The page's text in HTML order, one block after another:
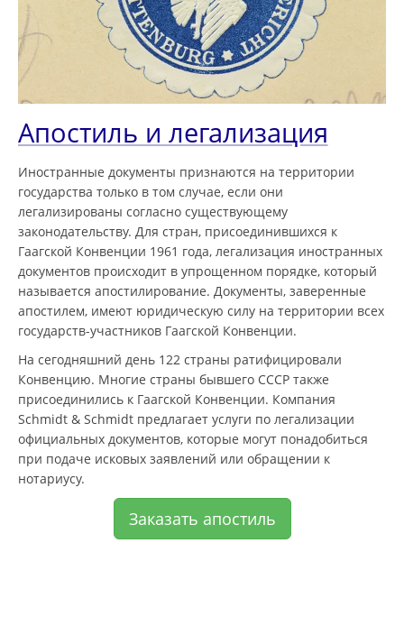
Апостиль и легализация
Иностранные документы признаются на территории
государства только в том случае, если они
легализированы согласно существующему
законодательству. Для стран, присоединившихся к
Гаагской Конвенции 1961 года, легализация иностранных
документов происходит в упрощенном порядке, который
называется апостилирование. Документы, заверенные
апостилем, имеют юридическую силу на территории всех
государств-участников Гаагской Конвенции.
На сегодняшний день 122 страны ратифицировали
Конвенцию. Многие страны бывшего СССР также
присоединились к Гаагской Конвенции. Компания
Schmidt & Schmidt предлагает услуги по легализации
официальных документов, которые могут понадобиться
при подаче исковых заявлений или обращении к
нотариусу.
Заказать апостиль